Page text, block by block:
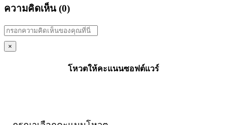
ความคิดเห็น (0)
×
โหวตให้คะแนนซอฟต์แวร์